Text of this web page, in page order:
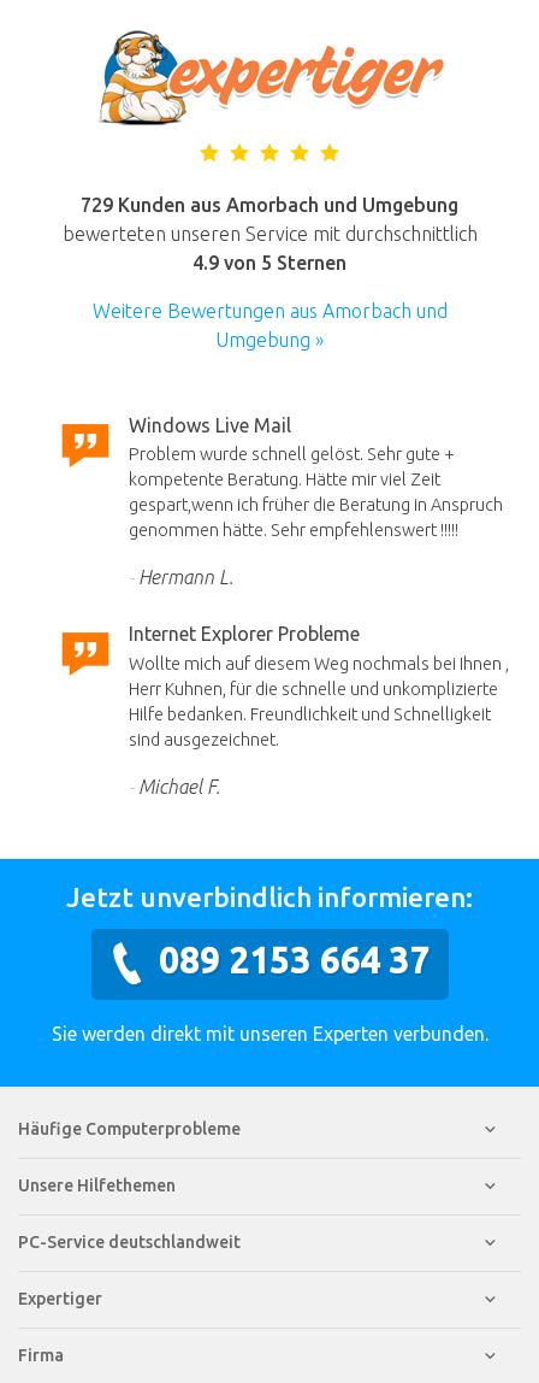
729 Kunden aus Amorbach und Umgebung
bewerteten unseren Service mit durchschnittlich
4.9 von 5 Sternen
Weitere Bewertungen aus Amorbach und
Umgebung »
Windows Live Mail
Problem wurde schnell gelöst. Sehr gute +
kompetente Beratung. Hätte mir viel Zeit
gespart,wenn ich früher die Beratung in Anspruch
genommen hätte. Sehr empfehlenswert !!!!!
Hermann L.
Internet Explorer Probleme
Wollte mich auf diesem Weg nochmals bei Ihnen ,
Herr Kuhnen, für die schnelle und unkomplizierte
Hilfe bedanken. Freundlichkeit und Schnelligkeit
sind ausgezeichnet.
Michael F.
Jetzt unverbindlich informieren:
089 2153 664 37
Sie werden direkt mit unseren Experten verbunden.
Häufige Computerprobleme
Unsere Hilfethemen
PC-Service deutschlandweit
Expertiger
Firma